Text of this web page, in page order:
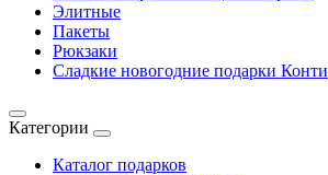
Элитные
Пакеты
Рюкзаки
Сладкие новогодние подарки Конти
Категории
Каталог подарков